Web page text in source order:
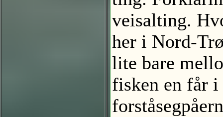
veisalting.
her i Nord-
lite bare
fisken en får i